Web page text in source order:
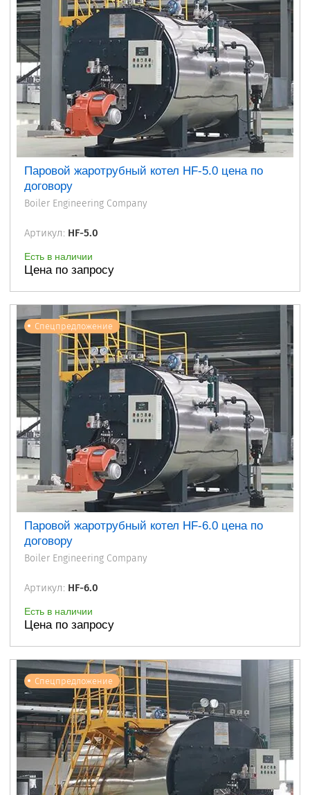
Паровой жаротрубный котел HF-5.0 цена по
договору
Boiler Engineering Company
Артикул: HF-5.0
Есть в наличии
Цена по запросу
Спецпредложение
Паровой жаротрубный котел HF-6.0 цена по
договору
Boiler Engineering Company
Артикул: HF-6.0
Есть в наличии
Цена по запросу
Спецпредложение